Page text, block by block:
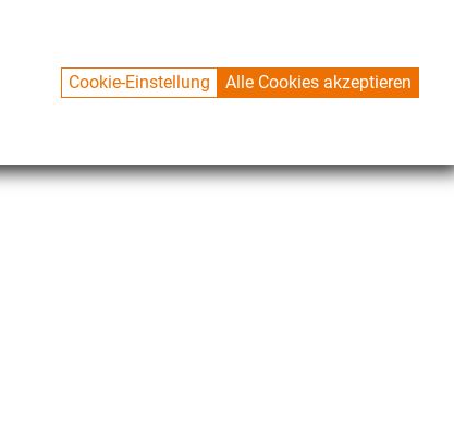
Cookie-Einstellung Alle Cookies akzeptieren